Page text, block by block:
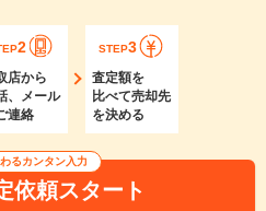
2
店から
、メール
連絡
STEP3
査定額を
比べて売却先
を決める
るカンタン入力
依頼スタート